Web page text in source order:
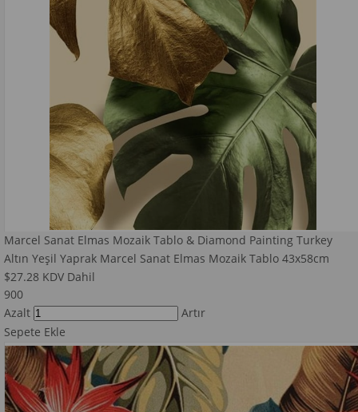
Marcel Sanat Elmas Mozaik Tablo & Diamond Painting Turkey
Altın Yeşil Yaprak Marcel Sanat Elmas Mozaik Tablo 43x58cm
$27.28 KDV Dahil
900
Azalt
Artır
Sepete Ekle